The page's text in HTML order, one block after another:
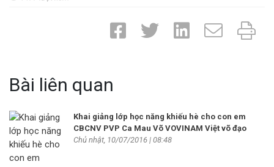
Bài liên quan
Khai giảng lớp học năng khiếu hè cho con em
CBCNV PVP Ca Mau Võ VOVINAM Việt võ đạo
Chủ nhật, 10/07/2016 | 08:48